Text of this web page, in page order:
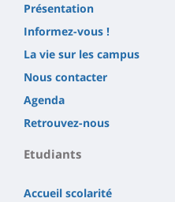
Présentation
Informez-vous !
La vie sur les campus
Nous contacter
Agenda
Retrouvez-nous
Etudiants
Accueil scolarité